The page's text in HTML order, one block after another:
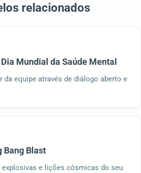
relacionados
Mundial da Saúde Mental
da equipe através de diálogo aberto e
Bang Blast
e lições cósmicas do seu